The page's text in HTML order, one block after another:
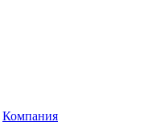
Компания